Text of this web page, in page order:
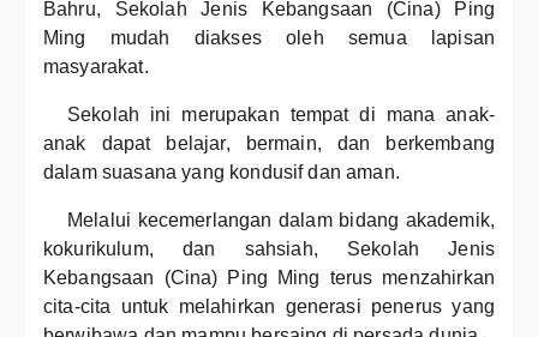
Bahru, Sekolah Jenis Kebangsaan (Cina) Ping
Ming mudah diakses oleh semua lapisan
masyarakat.
Sekolah ini merupakan tempat di mana anak-
anak dapat belajar, bermain, dan berkembang
dalam suasana yang kondusif dan aman.
Melalui kecemerlangan dalam bidang akademik,
kokurikulum, dan sahsiah, Sekolah Jenis
Kebangsaan (Cina) Ping Ming terus menzahirkan
cita-cita untuk melahirkan generasi penerus yang